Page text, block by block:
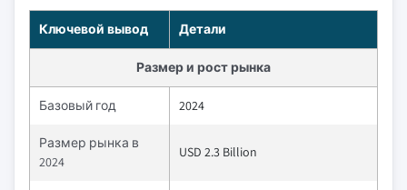
Ключевой вывод Детали
Размер и рост рынка
Базовый год 2024
Размер рынка в
2024
USD 2.3 Billion